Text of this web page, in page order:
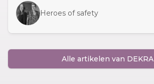
Heroes of safety
Alle artikelen van DEKRA